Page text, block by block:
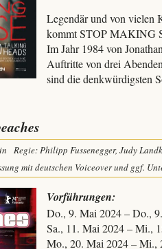
Legendär und von vielen
kommt STOP MAKING
Im Jahr 1984 von
Auftritte von drei
sind die denkwürdigsten
Regie: Philipp Fussenegger, Judy
mit deutschen Voiceover und ggf.
Vorführungen:
Do., 9. Mai 2024 – Do.,
Sa., 11. Mai 2024 – Mi.,
Mo., 20. Mai 2024 – Mi.,